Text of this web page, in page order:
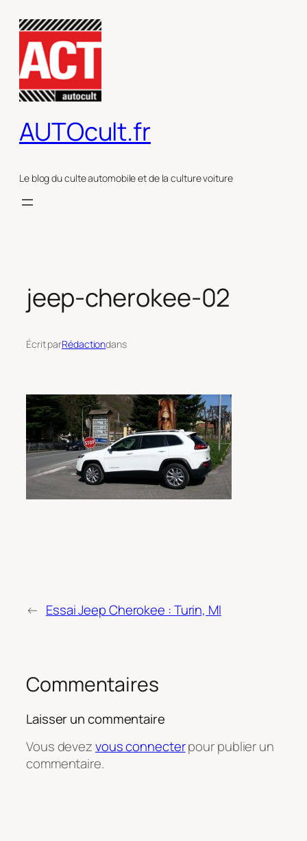
contenu
AUTOcult.fr
Le blog du culte automobile et de la culture voiture
jeep-cherokee-02
Écrit parRédactiondans
← Essai Jeep Cherokee : Turin, MI
Commentaires
Laisser un commentaire
Vous devezvous connecterpour publier un
commentaire.